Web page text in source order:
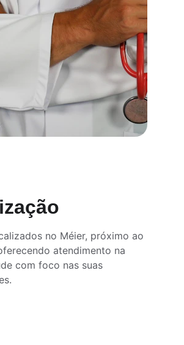
no Méier, próximo ao
atendimento na
com foco nas suas